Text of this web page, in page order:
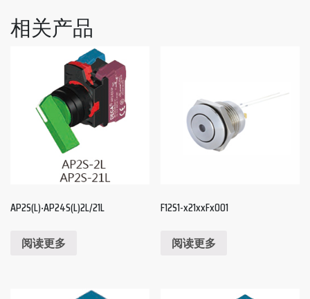
相关产品
AP2S(L)‧AP24S(L)2L/21L
阅读更多
F12S1-x21xxFx001
阅读更多